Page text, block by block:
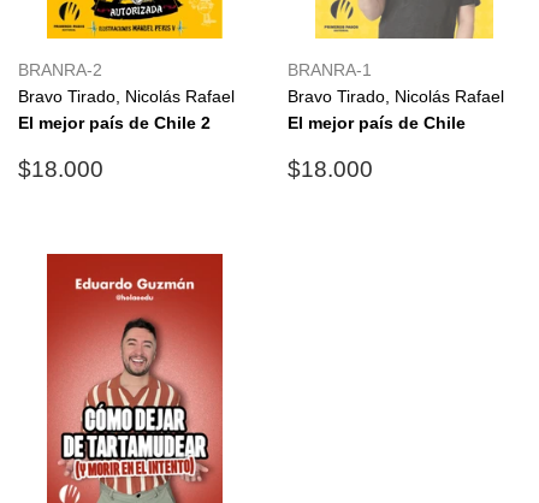
BRANRA-2
Bravo Tirado, Nicolás Rafael
El mejor país de Chile 2
Precio
$18.000
BRANRA-1
Bravo Tirado, Nicolás Rafael
El mejor país de Chile
Precio
$18.000